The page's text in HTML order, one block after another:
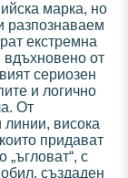
марка, но
разпознаваем
екстремна
вдъхновено от
сериозен
и логично
От
линии, висока
придават
с
създаден